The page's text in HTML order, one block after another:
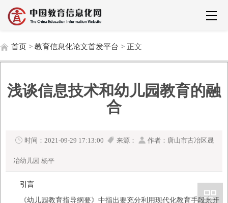
首页 > 教育信息化论文首发平台 > 正文
浅谈信息技术和幼儿园教育的融
合
时间：2021-09-29 17:13:00 来源： 作者：唐山市古冶区晟
冶幼儿园 杨平
引言
《幼儿园教育指导纲要》中指出要充分利用现代化教育手段来开